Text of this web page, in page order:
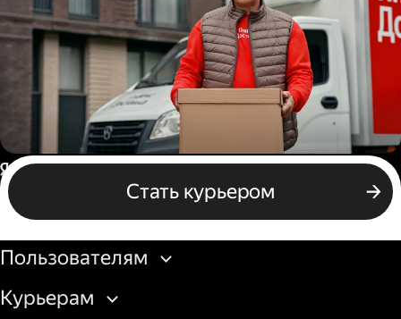
Водитель грузового авто
Стать курьером
Россия
Бизнесу
Пользователям
Курьерам